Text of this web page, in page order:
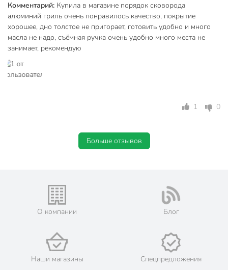
Антипригарное покрытие
с антипригарным
покрытием
Можно мыть в посудомоечной
для
Тип антипригарного покрытия
квадратный
С подставкой
без подставки
серый
глубокий
Комментарий: Купила в магазине порядок сковорода
алюминий гриль очень понравилось качество, покрытие
хорошее, дно толстое не пригорает, готовить удобно и много
масла не надо, съёмная ручка очень удобно много места не
занимает, рекомендую
1 0
Больше отзывов
О компании Блог
Наши магазины Спецпредложения